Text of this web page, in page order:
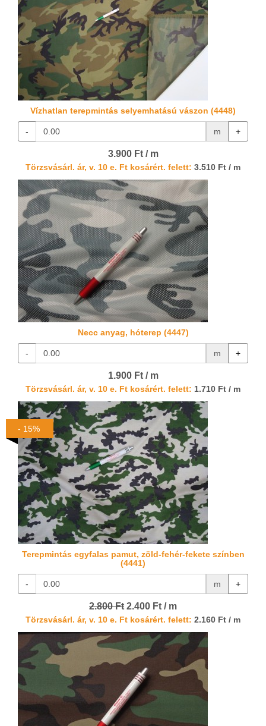
Vízhatlan terepmintás selyemhatású vászon (4448)
- m +
3.900 Ft / m
Törzsvásárl. ár, v. 10 e. Ft kosárért. felett: 3.510 Ft / m
Necc anyag, hóterep (4447)
- m +
1.900 Ft / m
Törzsvásárl. ár, v. 10 e. Ft kosárért. felett: 1.710 Ft / m
Terepmintás egyfalas pamut, zöld-fehér-fekete színben
(4441)
- m +
2.800 Ft 2.400 Ft / m
Törzsvásárl. ár, v. 10 e. Ft kosárért. felett: 2.160 Ft / m
- 15%